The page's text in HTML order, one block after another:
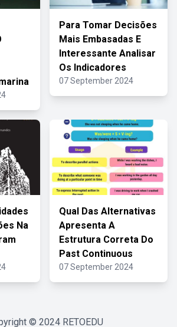
Para Tomar Decisões
Mais Embasadas E
Interessante Analisar
Os Indicadores
07 September 2024
Na
Qual Das Alternativas
Apresenta A
Estrutura Correta Do
Past Continuous
07 September 2024
© 2024 RETOEDU